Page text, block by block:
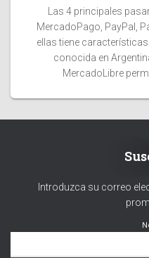
Las 4 principales
MercadoPago, PayPal,
ellas tiene
conocida en
MercadoLibre
Introduzca su correo